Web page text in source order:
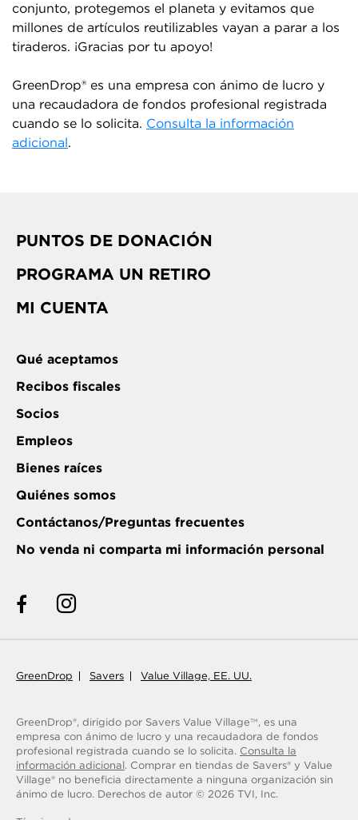
conjunto, protegemos el planeta y evitamos que
millones de artículos reutilizables vayan a parar a los
tiraderos. ¡Gracias por tu apoyo!
GreenDrop® es una empresa con ánimo de lucro y
una recaudadora de fondos profesional registrada
cuando se lo solicita. Consulta la información
adicional.
PUNTOS DE DONACIÓN
PROGRAMA UN RETIRO
MI CUENTA
Qué aceptamos
Recibos fiscales
Socios
Empleos
Bienes raíces
Quiénes somos
Contáctanos/Preguntas frecuentes
No venda ni comparta mi información personal
GreenDrop Savers Value Village, EE. UU.
GreenDrop®, dirigido por Savers Value VillageTM , es una
empresa con ánimo de lucro y una recaudadora de fondos
profesional registrada cuando se lo solicita. Consulta la
información adicional. Comprar en tiendas de Savers® y Value
Village® no beneficia directamente a ninguna organización sin
ánimo de lucro. Derechos de autor © 2026 TVI, Inc.